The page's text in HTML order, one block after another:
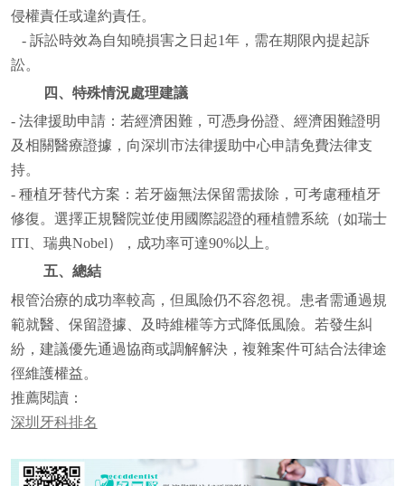
侵權責任或違約責任。
- 訴訟時效為自知曉損害之日起1年，需在期限內提起訴
訟。
四、特殊情況處理建議
- 法律援助申請：若經濟困難，可憑身份證、經濟困難證明
及相關醫療證據，向深圳市法律援助中心申請免費法律支
持。
- 種植牙替代方案：若牙齒無法保留需拔除，可考慮種植牙
修復。選擇正規醫院並使用國際認證的種植體系統（如瑞士
ITI、瑞典Nobel），成功率可達90%以上。
五、總結
根管治療的成功率較高，但風險仍不容忽視。患者需通過規
範就醫、保留證據、及時維權等方式降低風險。若發生糾
紛，建議優先通過協商或調解解決，複雜案件可結合法律途
徑維護權益。
推薦閱讀：
深圳牙科排名